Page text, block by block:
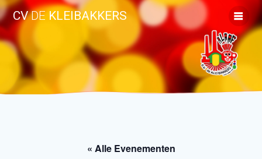
Ga
naar
inhoud
CVDEKLEIBAKKERS
« Alle Evenementen